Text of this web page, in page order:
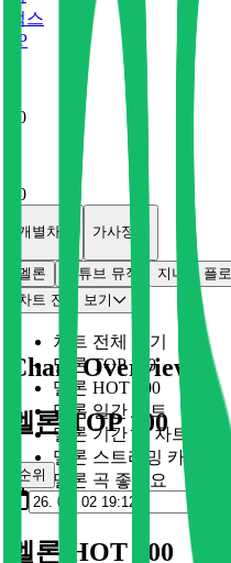
벅스
P
0
0
개별차트 가사정보
멜론 유튜브 뮤직 지니 플로
차트 전체 보기
차트 전체 보기
멜론 TOP 100
멜론 HOT 100
멜론 일간 차트
멜론 기간 별 차트
멜론 스트리밍 카드
멜론 곡 좋아요
Chart Overview
멜론 TOP 100
순위
멜론 HOT 100